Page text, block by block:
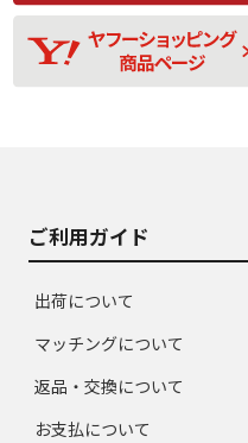
D
使用感や目立つ傷が
あり、一般的な中古
品
ご利用ガイド
出荷について
マッチングについて
返品・交換について
お支払について